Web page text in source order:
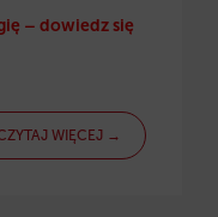
– dowiedz się
WIĘCEJ →